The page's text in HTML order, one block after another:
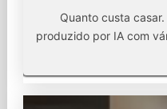
Quanto custa
produzido por IA com